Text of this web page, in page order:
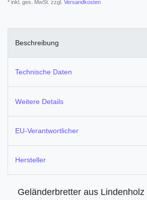
* inkl. ges. MwSt. zzgl. Versandkosten
Beschreibung
Technische Daten
Weitere Details
EU-Verantwortlicher
Hersteller
Geländerbretter aus